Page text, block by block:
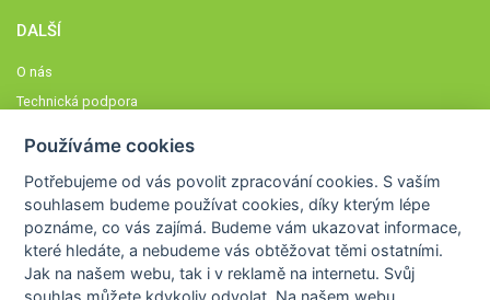
DALŠÍ
O nás
Technická podpora
Členové STOBklubu
Zásady nakládání s osobními údaji
Otestujte se
Spočítejte si
Používáme cookies
Potřebujeme od vás povolit zpracování cookies. S vaším
souhlasem budeme používat cookies, díky kterým lépe
poznáme,co vás zajímá. Budeme vám ukazovat informace,
které hledáte, a nebudeme vás obtěžovat těmi ostatními.
Jak na našem webu, tak i v reklamě na internetu. Svůj
souhlas můžete kdykoliv odvolat. Na našem webu